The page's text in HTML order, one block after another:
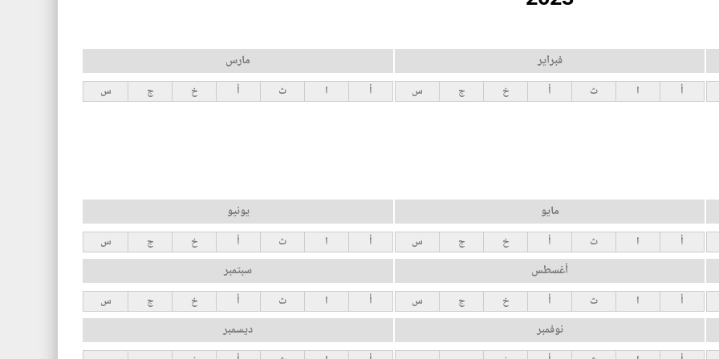
فبراير
أ ا ث أ خ ج س
مارس
أ ا ث أ خ ج س
مايو
أ ا ث أ خ ج س
يونيو
أ ا ث أ خ ج س
أغسطس
أ ا ث أ خ ج س
سبتمبر
أ ا ث أ خ ج س
نوفمبر ديسمبر